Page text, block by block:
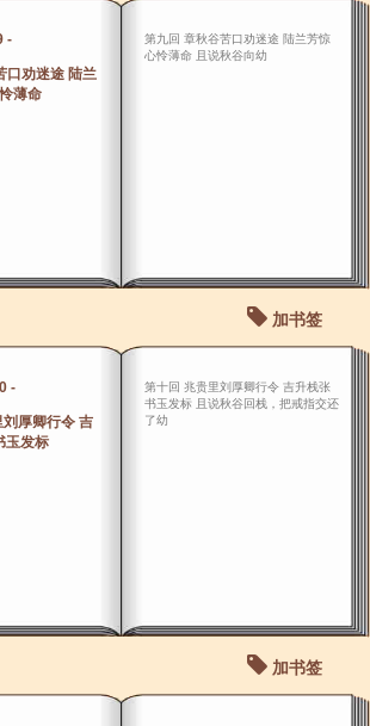
-
口劝迷途 陆兰
薄命
第九回 章秋谷苦口劝迷途 陆兰芳惊
心怜薄命 且说秋谷向幼
加书签
-
厚卿行令 吉
玉发标
第十回 兆贵里刘厚卿行令 吉升栈张
书玉发标 且说秋谷回栈，把戒指交还
了幼
加书签